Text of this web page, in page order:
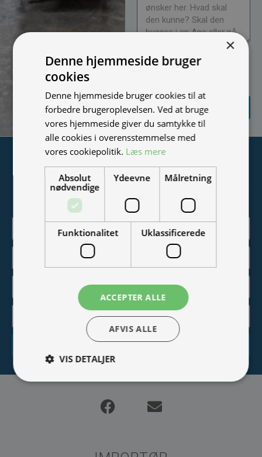
Jeg vil gerne modtage
nyheder på mail (bare rolig,
FORESPØRGSEL
Tilmeld nyhedsmail
Vær blandt de første til at modtage info om nye produkter,
tilbud, events og udstillinger.
Tilmeld
×
Denne hjemmeside bruger
cookies
Denne hjemmeside bruger cookies til at
forbedre brugeroplevelsen. Ved at bruge
vores hjemmeside giver du samtykke til
alle cookies i overensstemmelse med
vores cookiepolitik. Læs mere
Absolut
nødvendige
Ydeevne Målretning
Funktionalitet Uklassificerede
ACCEPTER ALLE
AFVIS ALLE
VIS DETALJER